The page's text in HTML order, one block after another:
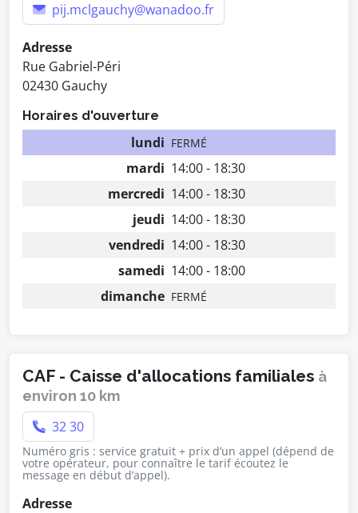
pij.mclgauchy@wanadoo.fr
Adresse
Rue Gabriel-Péri
02430 Gauchy
Horaires d'ouverture
lundi FERMÉ
mardi 14:00 - 18:30
mercredi 14:00 - 18:30
jeudi 14:00 - 18:30
vendredi 14:00 - 18:30
samedi 14:00 - 18:00
dimanche FERMÉ
CAF - Caisse d'allocations familiales à
environ 10 km
32 30
Numéro gris : service gratuit + prix d’un appel (dépend de
votre opérateur, pour connaître le tarif écoutez le
message en début d’appel).
Adresse